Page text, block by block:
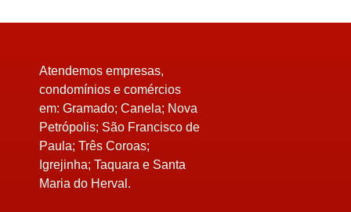
Atendemos empresas,
condomínios e comércios
em: Gramado; Canela; Nova
Petrópolis; São Francisco de
Paula; Três Coroas;
Igrejinha; Taquara e Santa
Maria do Herval.